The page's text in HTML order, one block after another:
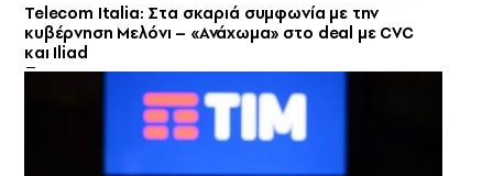
Telecom Italia: Στα σκαριά συμφωνία με την
κυβέρνηση Mελόνι – «Ανάχωμα» στο deal με CVC
και Iliad